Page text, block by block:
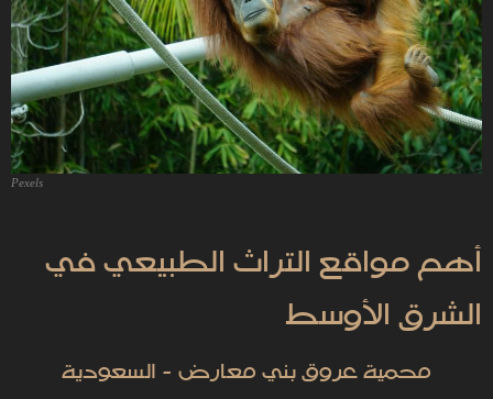
Pexels
أهم مواقع التراث الطبيعي في
الشرق الأوسط
محمية عروق بني معارض - السعودية